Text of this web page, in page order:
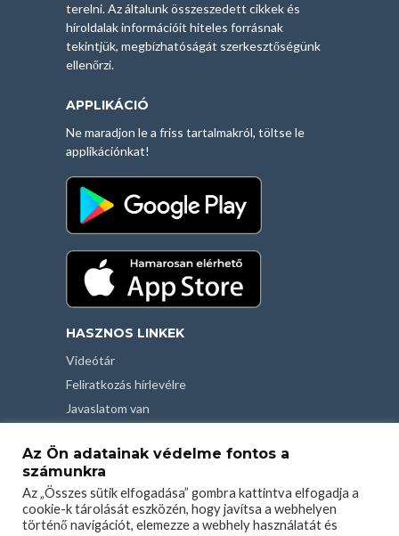
terelni. Az általunk összeszedett cikkek és
híroldalak információit hiteles forrásnak
tekintjük, megbízhatóságát szerkesztőségünk
ellenőrzi.
APPLIKÁCIÓ
Ne maradjon le a friss tartalmakról, töltse le
applikációnkat!
HASZNOS LINKEK
Videótár
Feliratkozás hírlevélre
Javaslatom van
Felhasználási feltételek
Adatvédelmi tájékoztató
Az Ön adatainak védelme fontos a
számunkra
Az „Összes sütik elfogadása” gombra kattintva elfogadja a
cookie-k tárolását eszközén, hogy javítsa a webhelyen
történő navigációt, elemezze a webhely használatát és